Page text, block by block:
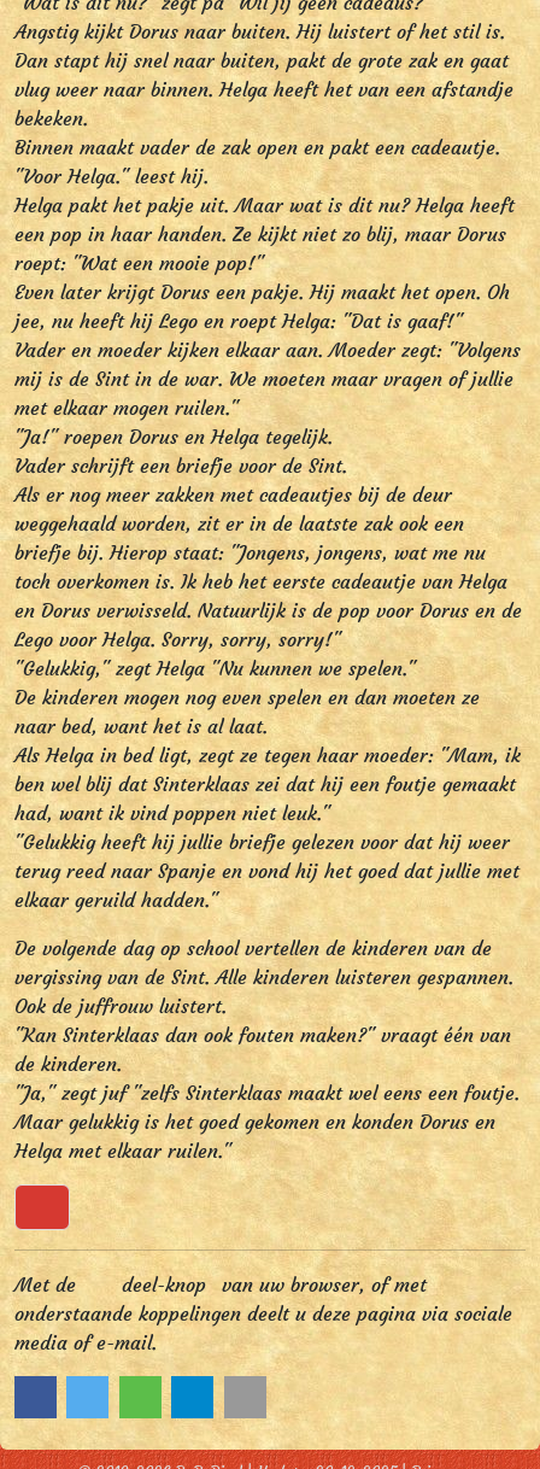
Angstig kijkt Dorus naar buiten. Hij luistert of het stil is.
Dan stapt hij snel naar buiten, pakt de grote zak en gaat
vlug weer naar binnen. Helga heeft het van een afstandje
bekeken.
Binnen maakt vader de zak open en pakt een cadeautje.
"Voor Helga." leest hij.
Helga pakt het pakje uit. Maar wat is dit nu? Helga heeft
een pop in haar handen. Ze kijkt niet zo blij, maar Dorus
roept: "Wat een mooie pop!"
Even later krijgt Dorus een pakje. Hij maakt het open. Oh
jee, nu heeft hij Lego en roept Helga: "Dat is gaaf!"
Vader en moeder kijken elkaar aan. Moeder zegt: "Volgens
mij is de Sint in de war. We moeten maar vragen of jullie
met elkaar mogen ruilen."
"Ja!" roepen Dorus en Helga tegelijk.
Vader schrijft een briefje voor de Sint.
Als er nog meer zakken met cadeautjes bij de deur
weggehaald worden, zit er in de laatste zak ook een
briefje bij. Hierop staat: "Jongens, jongens, wat me nu
toch overkomen is. Ik heb het eerste cadeautje van Helga
en Dorus verwisseld. Natuurlijk is de pop voor Dorus en de
Lego voor Helga. Sorry, sorry, sorry!"
"Gelukkig," zegt Helga "Nu kunnen we spelen."
De kinderen mogen nog even spelen en dan moeten ze
naar bed, want het is al laat.
Als Helga in bed ligt, zegt ze tegen haar moeder: "Mam, ik
ben wel blij dat Sinterklaas zei dat hij een foutje gemaakt
had, want ik vind poppen niet leuk."
"Gelukkig heeft hij jullie briefje gelezen voor dat hij weer
terug reed naar Spanje en vond hij het goed dat jullie met
elkaar geruild hadden."
De volgende dag op school vertellen de kinderen van de
vergissing van de Sint. Alle kinderen luisteren gespannen.
Ook de juffrouw luistert.
"Kan Sinterklaas dan ook fouten maken?" vraagt één van
de kinderen.
"Ja," zegt juf "zelfs Sinterklaas maakt wel eens een foutje.
Maar gelukkig is het goed gekomen en konden Dorus en
Helga met elkaar ruilen."
Terug naar boven
Met de deel-knop van uw browser, of met
onderstaande koppelingen deelt u deze pagina via sociale
media of e-mail.
Delen op Facebook
Delen op Twitter
Delen via Whatsapp
Delen via Telegram
Stuur via e-mail